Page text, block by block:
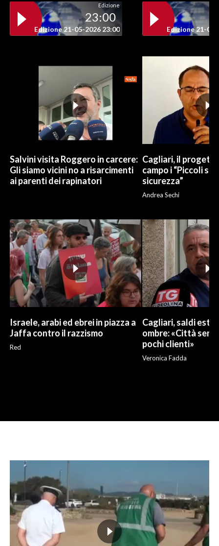
Edizione
23:00
Edizione 21-05-2026 23:00 Edizione 21-05-
Salvini visita Roggero in carcere:
Gli siamo vicini no a risarcimenti
ai parenti dei rapinatori
Cagliari, il
campo i “Piccoli
sicurezza”
Andrea Sechi
Israele, arabi ed ebrei in piazza a
Jaffa contro il razzismo
Red
Cagliari, saldi
ombre: «Città
pochi clienti»
Veronica Fadda